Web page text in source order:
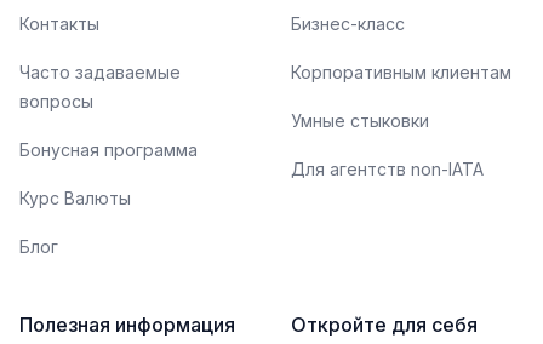
Контакты
Часто задаваемые
вопросы
Бонусная программа
Курс Валюты
Блог
Бизнес-класс
Корпоративным клиентам
Умные стыковки
Для агентств non-IATA
Полезная информация Откройте для себя